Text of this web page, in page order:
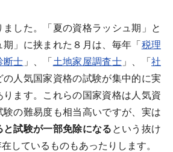
した。「夏の資格ラッシュ期」と
期」に挟まれた８月は、毎年「税理
断士 」、「土地家屋調査士 」、「社
の人気国家資格の試験が集中的に実
ます。これらの国家資格は人気資
の難易度も相当高いですが、実は
試験が一部免除になる という抜け
しているものもあったりします。